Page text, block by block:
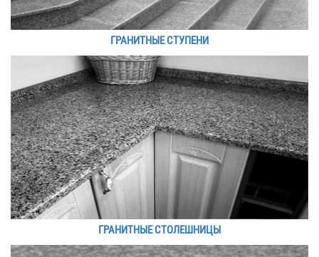
ГРАНИТНЫЕ СТУПЕНИ
ГРАНИТНЫЕ СТОЛЕШНИЦЫ